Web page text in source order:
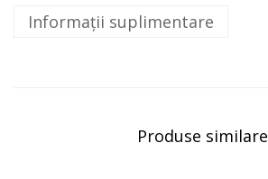
Informații suplimentare
Produse similare